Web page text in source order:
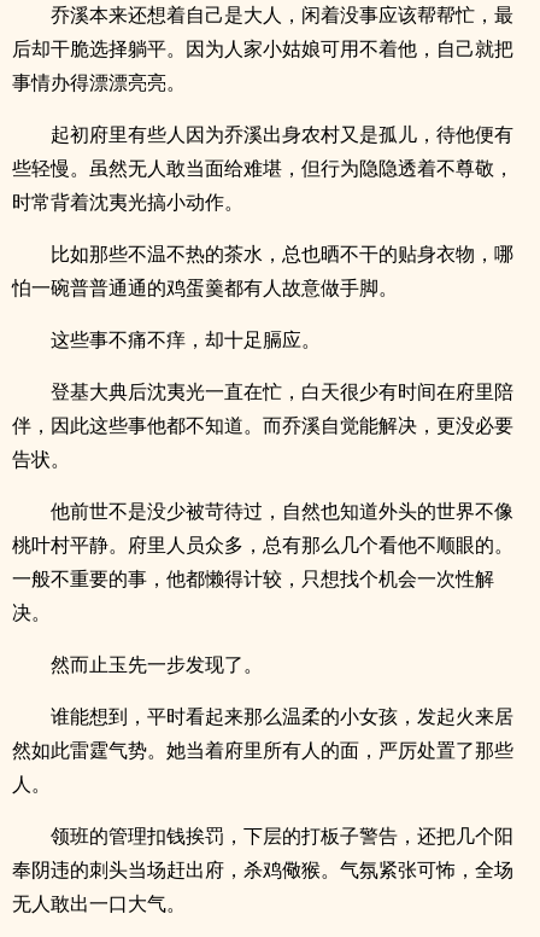
乔溪本来还想着自己是大人，闲着没事应该帮帮忙，最
后却干脆选择躺平。因为人家小姑娘可用不着他，自己就把
事情办得漂漂亮亮。
起初府里有些人因为乔溪出身农村又是孤儿，待他便有
些轻慢。虽然无人敢当面给难堪，但行为隐隐透着不尊敬，
时常背着沈夷光搞小动作。
比如那些不温不热的茶水，总也晒不干的贴身衣物，哪
怕一碗普普通通的鸡蛋羹都有人故意做手脚。
这些事不痛不痒，却十足膈应。
登基大典后沈夷光一直在忙，白天很少有时间在府里陪
伴，因此这些事他都不知道。而乔溪自觉能解决，更没必要
告状。
他前世不是没少被苛待过，自然也知道外头的世界不像
桃叶村平静。府里人员众多，总有那么几个看他不顺眼的。
一般不重要的事，他都懒得计较，只想找个机会一次性解
决。
然而止玉先一步发现了。
谁能想到，平时看起来那么温柔的小女孩，发起火来居
然如此雷霆气势。她当着府里所有人的面，严厉处置了那些
人。
领班的管理扣钱挨罚，下层的打板子警告，还把几个阳
奉阴违的刺头当场赶出府，杀鸡儆猴。气氛紧张可怖，全场
无人敢出一口大气。